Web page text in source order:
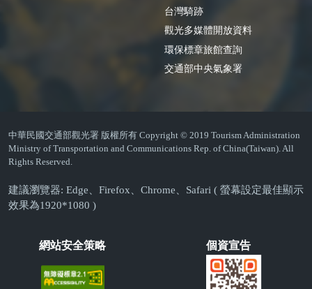
台灣騎跡
觀光多媒體開放資料
環保標章旅館查詢
交通部中央氣象署
中華民國交通部觀光署 版權所有 Copyright © 2019 Tourism Administration
Ministry of Transportation and Communications Rep. of China(Taiwan). All
Rights Reserved.
建議瀏覽器: Edge、Firefox、Chrome、Safari ( 螢幕設定最佳顯示
效果為1920*1080 )
網站安全策略 個資宣告